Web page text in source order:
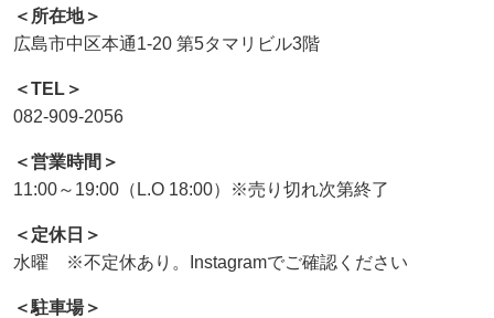
＜所在地＞
広島市中区本通1-20 第5タマリビル3階
＜TEL＞
082-909-2056
＜営業時間＞
11:00～19:00（L.O 18:00）※売り切れ次第終了
＜定休日＞
水曜 ※不定休あり。Instagramでご確認ください
＜駐車場＞